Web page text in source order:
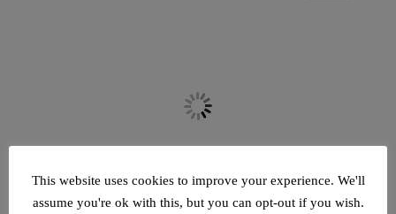
This website uses cookies to improve your experience. We'll
assume you're ok with this, but you can opt-out if you wish.